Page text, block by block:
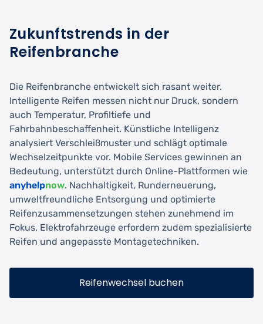
Zukunftstrends in der
Reifenbranche
Die Reifenbranche entwickelt sich rasant weiter.
Intelligente Reifen messen nicht nur Druck, sondern
auch Temperatur, Profiltiefe und
Fahrbahnbeschaffenheit. Künstliche Intelligenz
analysiert Verschleißmuster und schlägt optimale
Wechselzeitpunkte vor. Mobile Services gewinnen an
Bedeutung, unterstützt durch Online-Plattformen wie
anyhelpnow. Nachhaltigkeit, Runderneuerung,
umweltfreundliche Entsorgung und optimierte
Reifenzusammensetzungen stehen zunehmend im
Fokus. Elektrofahrzeuge erfordern zudem spezialisierte
Reifen und angepasste Montagetechniken.
Reifenwechsel buchen